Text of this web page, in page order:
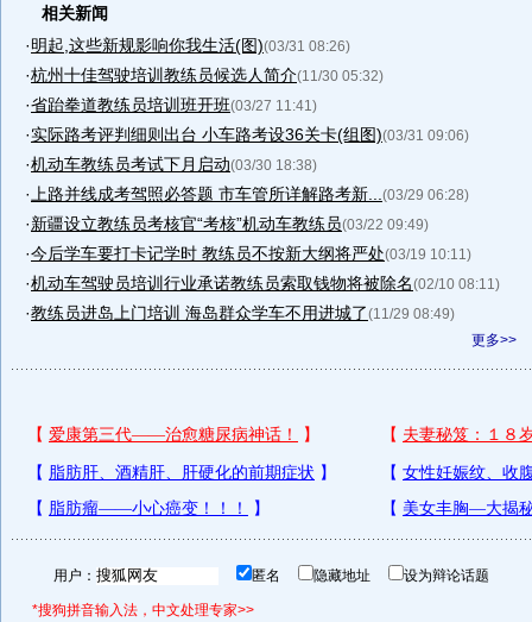
相关新闻
·明起,这些新规影响你我生活(图)(03/31 08:26)
·杭州十佳驾驶培训教练员候选人简介(11/30 05:32)
·省跆拳道教练员培训班开班(03/27 11:41)
·实际路考评判细则出台 小车路考设36关卡(组图)(03/31 09:06)
·机动车教练员考试下月启动(03/30 18:38)
· 上路并线成考驾照必答题 市车管所详解路考新... (03/29 06:28)
·新疆设立教练员考核官“考核”机动车教练员(03/22 09:49)
·今后学车要打卡记学时 教练员不按新大纲将严处(03/19 10:11)
·机动车驾驶员培训行业承诺教练员索取钱物将被除名(02/10 08:11)
·教练员进岛上门培训 海岛群众学车不用进城了(11/29 08:49)
更多>>
用户： 匿名 隐藏地址 设为辩论话题
*搜狗拼音输入法，中文处理专家>>